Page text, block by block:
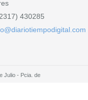
430285
Julio - Pcia. de